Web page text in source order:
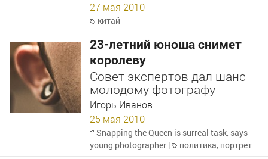
27 мая 2010
китай
23-летний юноша снимет
королеву
Совет экспертов дал шанс
молодому фотографу
Игорь Иванов
25 мая 2010
Snapping the Queen is surreal task, says
young photographer | политика, портрет